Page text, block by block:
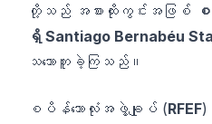
တို့သည် အစားထိုးကွင်းအဖြစ်
ရှိ Santiago Bernabéu
သဘောတူခဲ့ကြသည်။
စပိန်ဘောလုံးအဖွဲ့ချုပ် (RFEF